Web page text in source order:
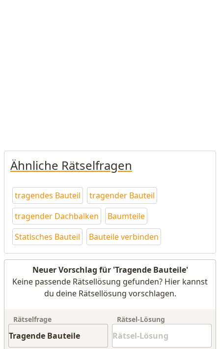
Ähnliche Rätselfragen
tragendes Bauteil
tragender Bauteil
tragender Dachbalken
Baumteile
Statisches Bauteil
Bauteile verbinden
Neuer Vorschlag für 'Tragende Bauteile'
Keine passende Rätsellösung gefunden? Hier kannst
du deine Rätsellösung vorschlagen.
Rätselfrage Rätsel-Lösung